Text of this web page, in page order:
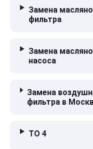
Замена
фильтра
Замена
насоса
Замена
фильтра в
ТО 4